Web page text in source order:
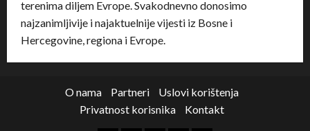
terenima diljem Evrope. Svakodnevno donosimo
najzanimljivije i najaktuelnije vijesti iz Bosne i
Hercegovine, regiona i Evrope.
O nama Partneri
Uslovi korištenja
Privatnost korisnika
Kontakt